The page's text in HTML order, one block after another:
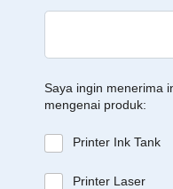
Saya ingin menerima
mengenai produk:
Printer Ink Tank
Printer Laser